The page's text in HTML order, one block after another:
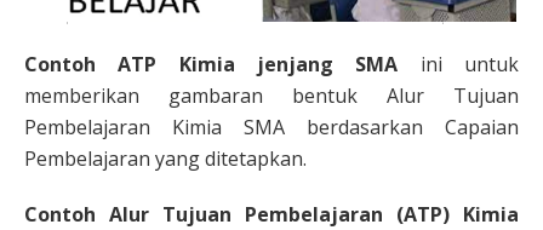
Contoh ATP Kimia jenjang SMA ini untuk
memberikan gambaran bentuk Alur Tujuan
Pembelajaran Kimia SMA berdasarkan Capaian
Pembelajaran yang ditetapkan.
Contoh Alur Tujuan Pembelajaran (ATP) Kimia